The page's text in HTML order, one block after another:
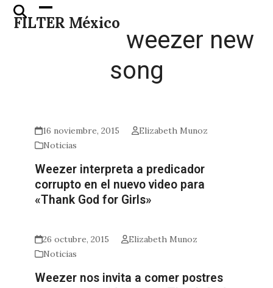
Skip
FILTER México
Open
mobile
Close
mobile
weezer new
song
16 noviembre, 2015
Elizabeth Munoz
Noticias
Weezer interpreta a predicador
corrupto en el nuevo video para
«Thank God for Girls»
26 octubre, 2015
Elizabeth Munoz
Noticias
Weezer nos invita a comer postres